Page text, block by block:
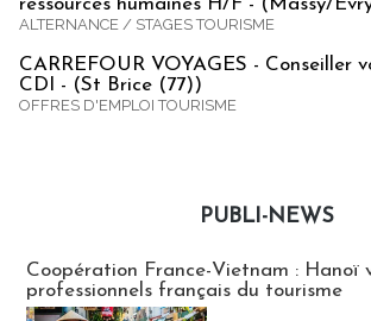
ressources humaines H/F - (Massy/
ALTERNANCE / STAGES TOURISME
CARREFOUR VOYAGES - Conseiller
CDI - (St Brice (77))
OFFRES D'EMPLOI TOURISME
PUBLI-NEWS
Coopération France-Vietnam : Hanoï
professionnels français du tourisme